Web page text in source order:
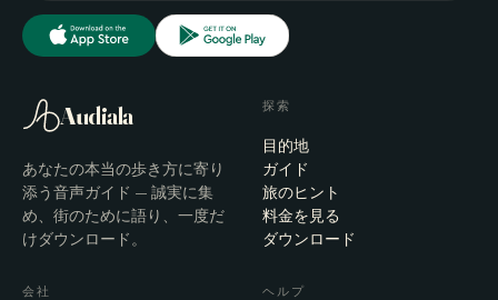
Audiala
あなたの本当の歩き方に寄り
添う音声ガイド — 誠実に集
め、街のために語り、一度だ
けダウンロード。
探索
目的地
ガイド
旅のヒント
料金を見る
ダウンロード
会社 ヘルプ